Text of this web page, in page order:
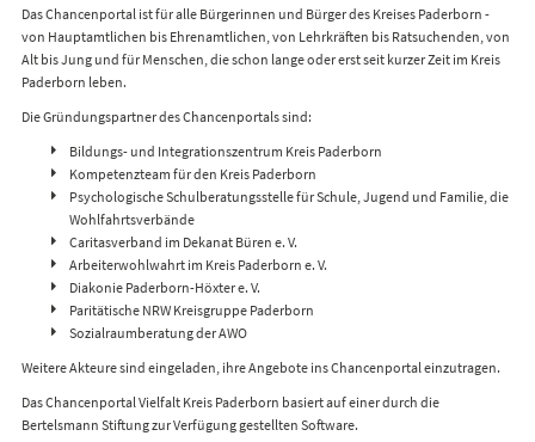
Das Chancenportal ist für alle Bürgerinnen und Bürger des Kreises Paderborn -
von Hauptamtlichen bis Ehrenamtlichen, von Lehrkräften bis Ratsuchenden, von
Alt bis Jung und für Menschen, die schon lange oder erst seit kurzer Zeit im Kreis
Paderborn leben.
Die Gründungspartner des Chancenportals sind:
Bildungs- und Integrationszentrum Kreis Paderborn
Kompetenzteam für den Kreis Paderborn
Psychologische Schulberatungsstelle für Schule, Jugend und Familie, die
Wohlfahrtsverbände
Caritasverband im Dekanat Büren e. V.
Arbeiterwohlwahrt im Kreis Paderborn e. V.
Diakonie Paderborn-Höxter e. V.
Paritätische NRW Kreisgruppe Paderborn
Sozialraumberatung der AWO
Weitere Akteure sind eingeladen, ihre Angebote ins Chancenportal einzutragen.
Das Chancenportal Vielfalt Kreis Paderborn basiert auf einer durch die
Bertelsmann Stiftung zur Verfügung gestellten Software.